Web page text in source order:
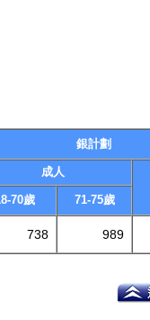
銀計劃
成人
70歲 71-75歲
738 989